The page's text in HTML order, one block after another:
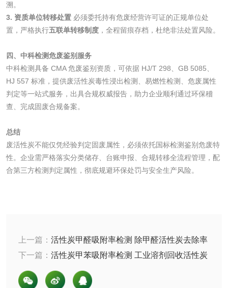
溯。
3. 资质单位转移处置 必须委托持有危废经营许可证的正规单位处
置，严格执行五联单转移制度 ，全程留痕存档，杜绝非法处置风险。
四、中科检测危废鉴别服务
中科检测具备 CMA 危废鉴别资质，可依据 HJ/T 298、GB 5085、
HJ 557 标准，提供废活性炭毒性浸出检测、易燃性检测、危废属性
判定等一站式服务，出具合规权威报告，助力企业顺利通过环保稽
查、完成固废合规备案。
总结
废活性炭不能仅凭经验判定固废属性，必须依托国标检测鉴别危废特
性。企业需严格落实分类储存、台账申报、合规转移全流程管理，配
合第三方检测判定属性，彻底规避环保处罚与安全生产风险。
上一篇： 活性炭甲醛吸附率检测 除甲醛活性炭去除率
测定方法
下一篇： 活性炭甲苯吸附率检测 工业溶剂回收活性炭
性能评估
水处理剂
工业乳状氢氧化钙 铝酸钙检测
碳酸钙检测
脱硫脱硝活性炭检
测
煤质活性炭检测